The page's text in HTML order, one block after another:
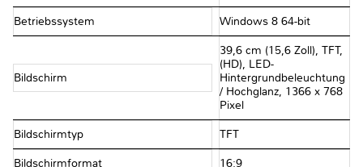
Betriebssystem Windows 8 64-bit
Bildschirm
39,6 cm (15,6 Zoll), TFT,
(HD), LED-
Hintergrundbeleuchtung
/ Hochglanz, 1366 x 768
Pixel
Bildschirmtyp TFT
Bildschirmformat 16:9